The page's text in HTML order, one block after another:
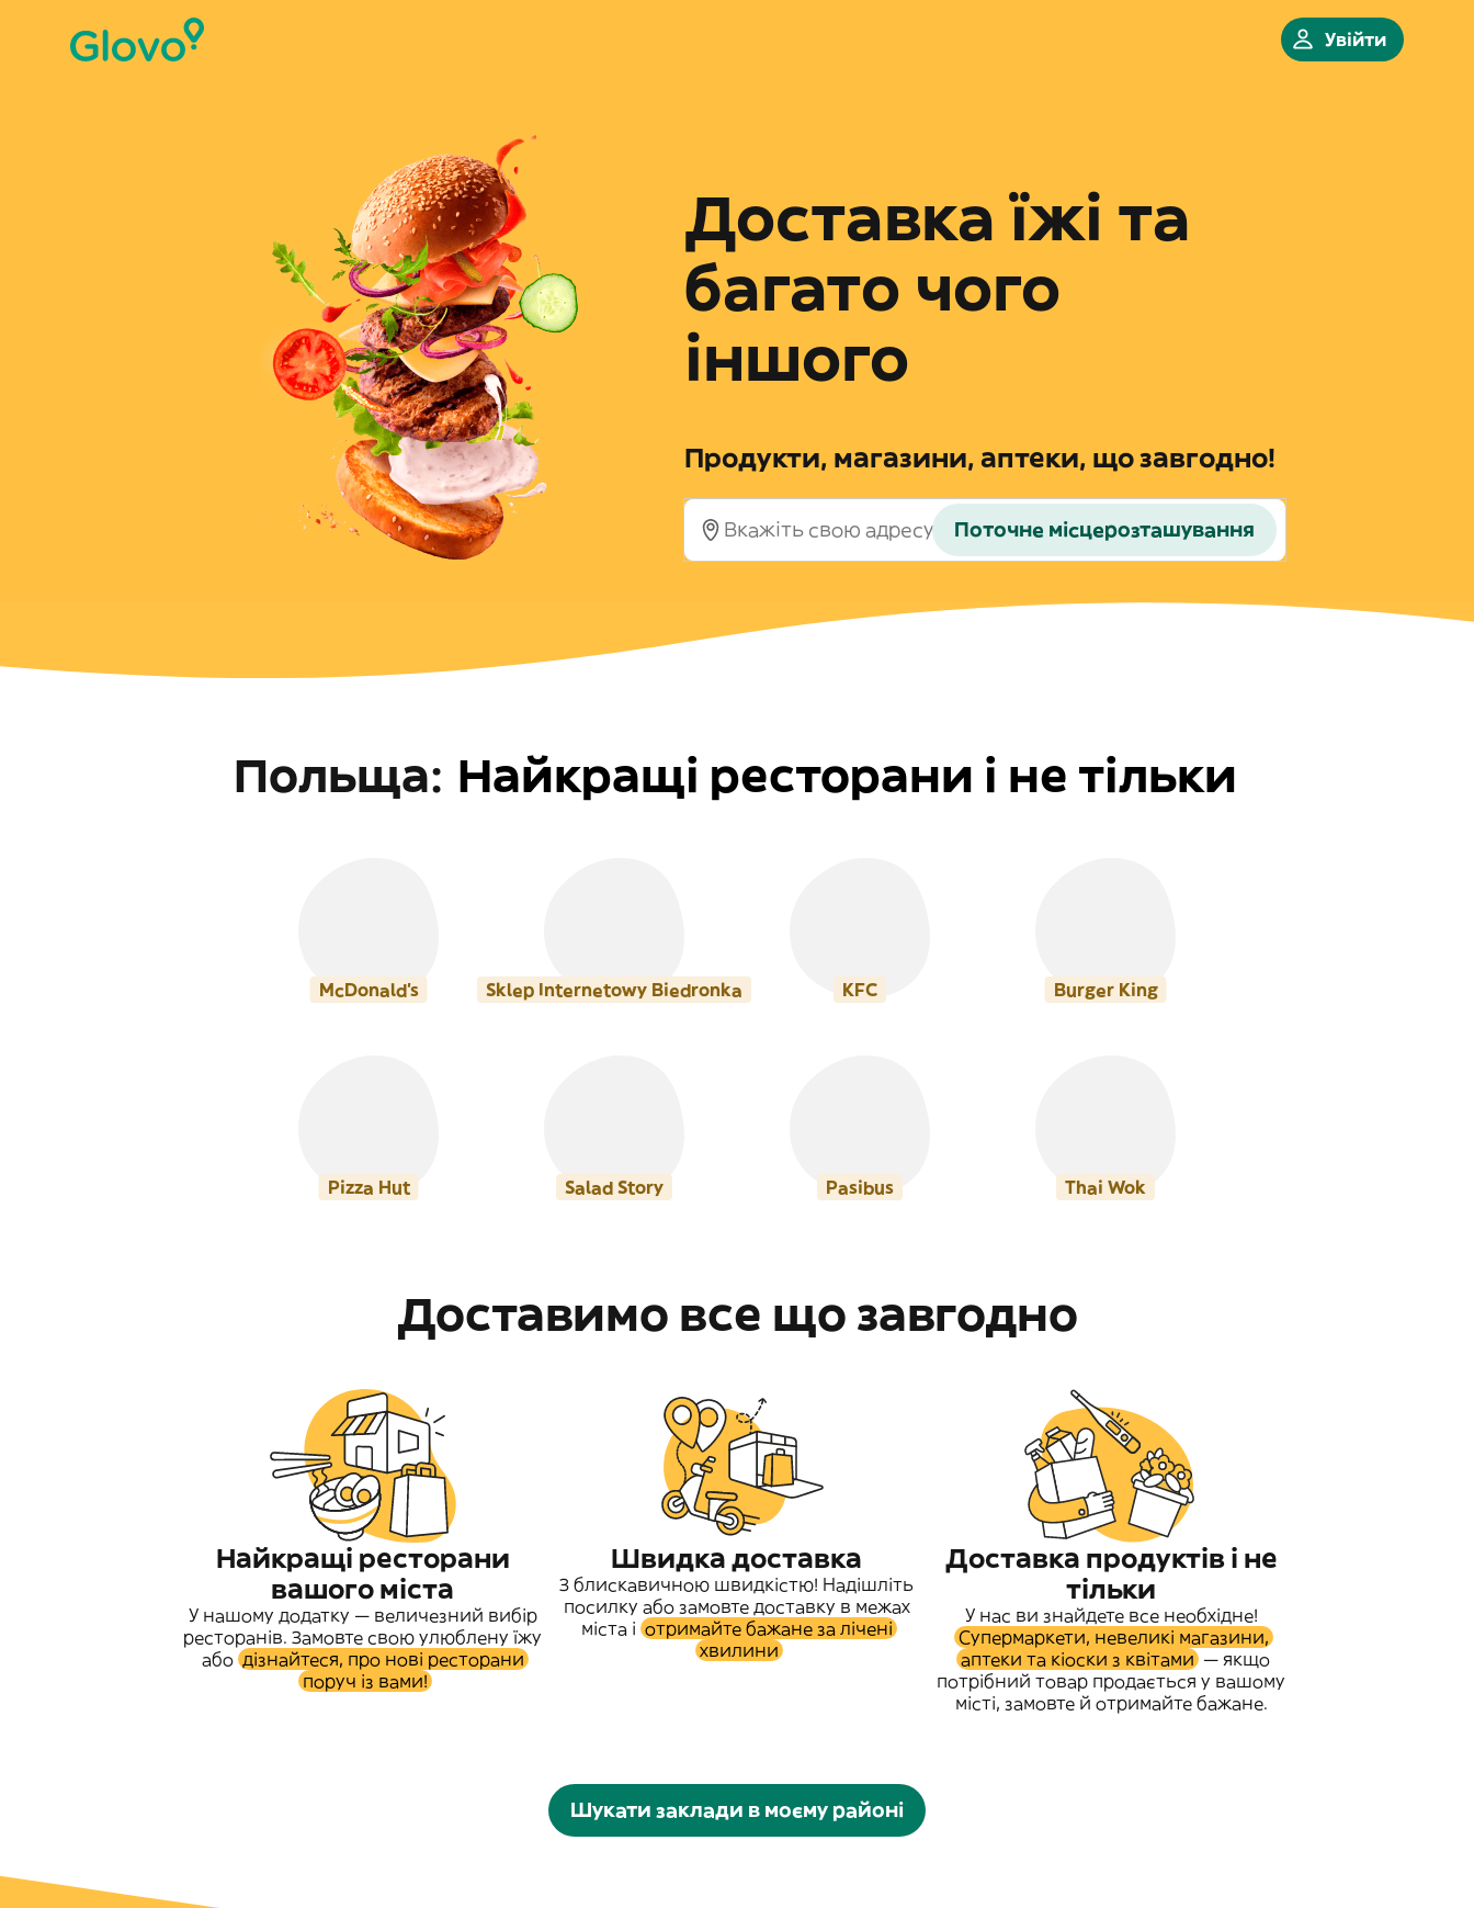
Увійти
Доставка їжі та
багато чого
іншого
Продукти, магазини, аптеки, що завгодно!
Поточне місцерозташування
Польща: Найкращі ресторани і не тільки
McDonald's Sklep Internetowy Biedronka KFC Burger King
Pizza Hut Salad Story Pasibus Thai Wok
Доставимо все що завгодно
Найкращі ресторани
вашого міста
У нашому додатку — величезний вибір
ресторанів. Замовте свою улюблену їжу
або дізнайтеся, про нові ресторани
поруч із вами!
Швидка доставка
З блискавичною швидкістю! Надішліть
посилку або замовте доставку в межах
міста і отримайте бажане за лічені
хвилини
Доставка продуктів і не
тільки
У нас ви знайдете все необхідне!
Супермаркети, невеликі магазини,
аптеки та кіоски з квітами — якщо
потрібний товар продається у вашому
місті, замовте й отримайте бажане.
Шукати заклади в моєму районі